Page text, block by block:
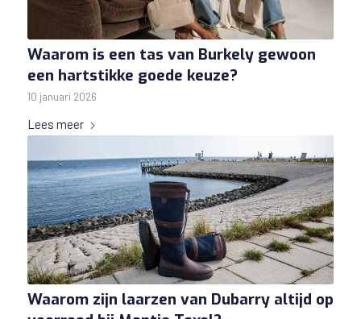
Waarom is een tas van Burkely gewoon
een hartstikke goede keuze?
10 januari 2026
Lees meer
Waarom zijn laarzen van Dubarry altijd op